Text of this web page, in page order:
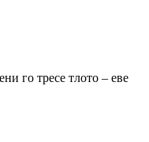
го тресе тлото – еве